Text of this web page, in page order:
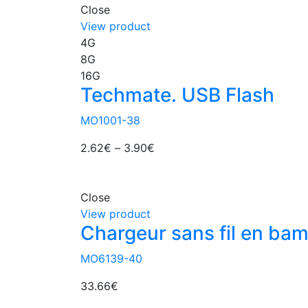
Close
View product
4G
8G
16G
Techmate. USB Flash
MO1001-38
2.62€ – 3.90€
Close
View product
Chargeur sans fil en
MO6139-40
33.66€